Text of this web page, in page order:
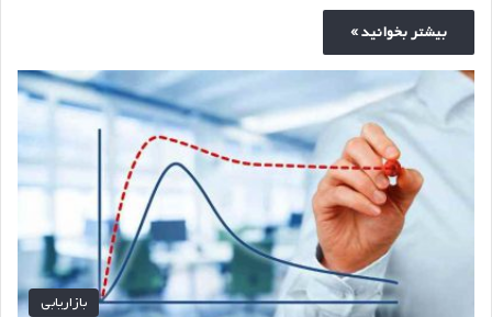
بیشتر بخوانید »
بازاریابی